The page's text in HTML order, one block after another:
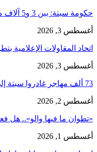
حكومة سبتة: بين 3 و5 آلاف مهاجر ما زالوا داخل المدينة و862…
أغسطس 3, 2026
اتحاد المقاولات
أغسطس 3, 2026
73 ألف مهاجر غادروا سبتة إلى المغرب وعدد القتلى يرتفع لـ71
أغسطس 2, 2026
«تطوان ما فيها والو».. هل
أغسطس 1, 2026